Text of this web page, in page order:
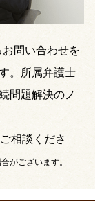
問い合わせを
。所属弁護士
問題解決のノ
相談くださ
がございます。